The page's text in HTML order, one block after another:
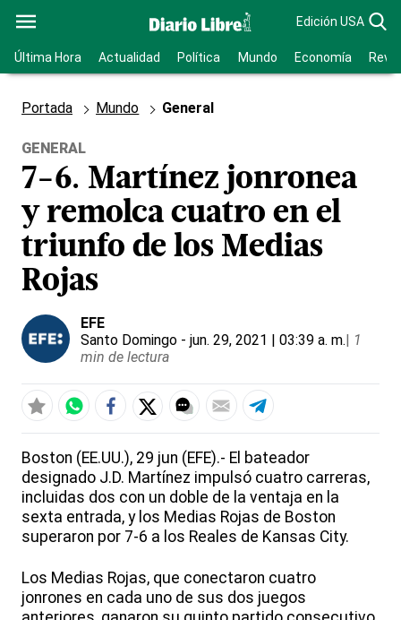
Edición USA
Última Hora Actualidad Política Mundo Economía
Portada Mundo General
GENERAL
7-6. Martínez jonronea
y remolca cuatro en el
triunfo de los Medias
Rojas
EFE
Santo Domingo - jun. 29, 2021 | 03:39 a. m.| 1
min de lectura
Boston (EE.UU.), 29 jun (EFE).- El bateador
designado J.D. Martínez impulsó cuatro carreras,
incluidas dos con un doble de la ventaja en la
sexta entrada, y los Medias Rojas de Boston
superaron por 7-6 a los Reales de Kansas City.
Los Medias Rojas, que conectaron cuatro
jonrones en cada uno de sus dos juegos